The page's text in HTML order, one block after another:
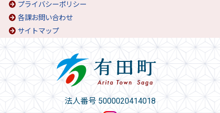
プライバシーポリシー
各課お問い合わせ
サイトマップ
法人番号 5000020414018